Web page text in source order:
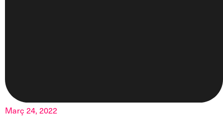
Març 24, 2022